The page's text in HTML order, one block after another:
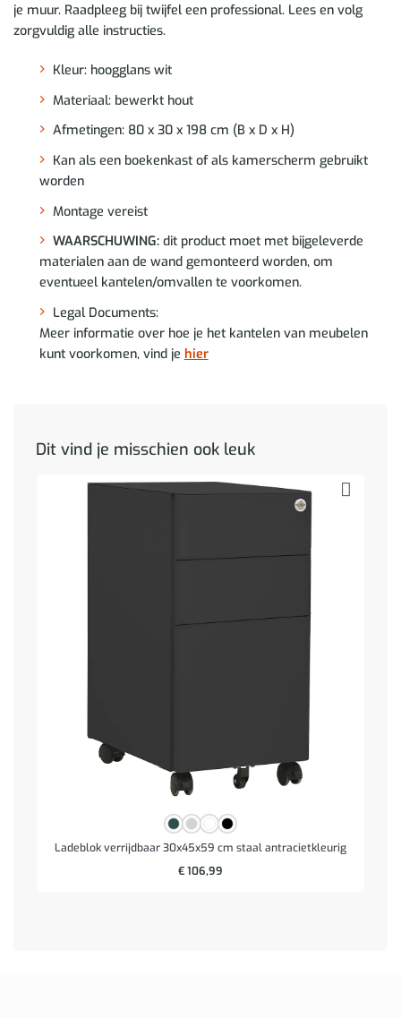
je muur. Raadpleeg bij twijfel een professional. Lees en volg
zorgvuldig alle instructies.
Kleur: hoogglans wit
Materiaal: bewerkt hout
Afmetingen: 80 x 30 x 198 cm (B x D x H)
Kan als een boekenkast of als kamerscherm gebruikt
worden
Montage vereist
WAARSCHUWING:dit product moet met bijgeleverde
materialen aan de wand gemonteerd worden, om
eventueel kantelen/omvallen te voorkomen.
Legal Documents:
Meer informatie over hoe je het kantelen van meubelen
kunt voorkomen, vind je hier
Dit vind je misschien ook leuk
Ladeblok verrijdbaar 30x45x59 cm staal antracietkleurig
€106,99